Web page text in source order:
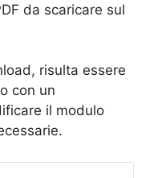
da scaricare sul
risulta essere
con un
il modulo